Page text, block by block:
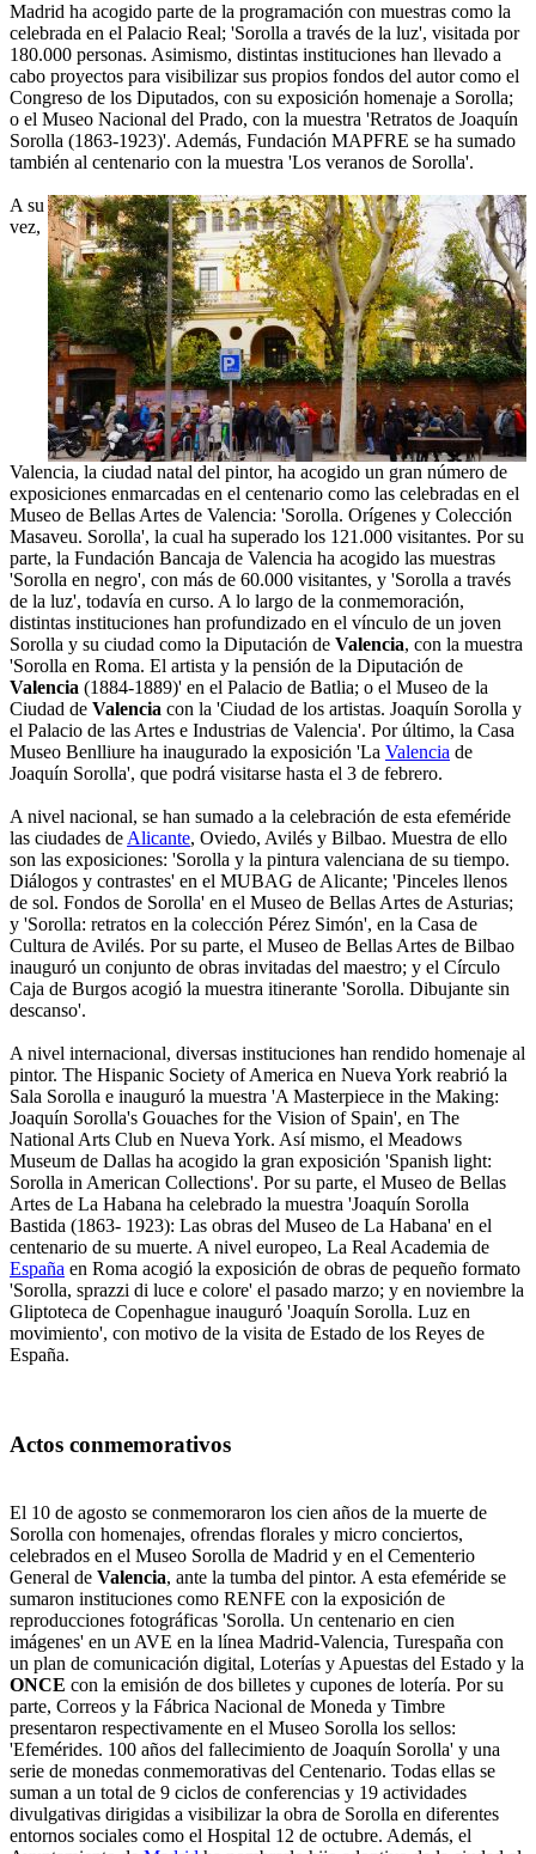
Madrid ha acogido parte de la programación con muestras como la
celebrada en el Palacio Real; 'Sorolla a través de la luz', visitada por
180.000 personas. Asimismo, distintas instituciones han llevado a
cabo proyectos para visibilizar sus propios fondos del autor como el
Congreso de los Diputados, con su exposición homenaje a Sorolla;
o el Museo Nacional del Prado, con la muestra 'Retratos de Joaquín
Sorolla (1863-1923)'. Además, Fundación MAPFRE se ha sumado
también al centenario con la muestra 'Los veranos de Sorolla'.
A su
vez,
Valencia, la ciudad natal del pintor, ha acogido un gran número de
exposiciones enmarcadas en el centenario como las celebradas en el
Museo de Bellas Artes de Valencia: 'Sorolla. Orígenes y Colección
Masaveu. Sorolla', la cual ha superado los 121.000 visitantes. Por su
parte, la Fundación Bancaja de Valencia ha acogido las muestras
'Sorolla en negro', con más de 60.000 visitantes, y 'Sorolla a través
de la luz', todavía en curso. A lo largo de la conmemoración,
distintas instituciones han profundizado en el vínculo de un joven
Sorolla y su ciudad como la Diputación de Valencia, con la muestra
'Sorolla en Roma. El artista y la pensión de la Diputación de
Valencia (1884-1889)' en el Palacio de Batlia; o el Museo de la
Ciudad de Valencia con la 'Ciudad de los artistas. Joaquín Sorolla y
el Palacio de las Artes e Industrias de Valencia'. Por último, la Casa
Museo Benlliure ha inaugurado la exposición 'La Valencia de
Joaquín Sorolla', que podrá visitarse hasta el 3 de febrero.
A nivel nacional, se han sumado a la celebración de esta efeméride
las ciudades de Alicante, Oviedo, Avilés y Bilbao. Muestra de ello
son las exposiciones: 'Sorolla y la pintura valenciana de su tiempo.
Diálogos y contrastes' en el MUBAG de Alicante; 'Pinceles llenos
de sol. Fondos de Sorolla' en el Museo de Bellas Artes de Asturias;
y 'Sorolla: retratos en la colección Pérez Simón', en la Casa de
Cultura de Avilés. Por su parte, el Museo de Bellas Artes de Bilbao
inauguró un conjunto de obras invitadas del maestro; y el Círculo
Caja de Burgos acogió la muestra itinerante 'Sorolla. Dibujante sin
descanso'.
A nivel internacional, diversas instituciones han rendido homenaje al
pintor. The Hispanic Society of America en Nueva York reabrió la
Sala Sorolla e inauguró la muestra 'A Masterpiece in the Making:
Joaquín Sorolla's Gouaches for the Vision of Spain', en The
National Arts Club en Nueva York. Así mismo, el Meadows
Museum de Dallas ha acogido la gran exposición 'Spanish light:
Sorolla in American Collections'. Por su parte, el Museo de Bellas
Artes de La Habana ha celebrado la muestra 'Joaquín Sorolla
Bastida (1863- 1923): Las obras del Museo de La Habana' en el
centenario de su muerte. A nivel europeo, La Real Academia de
España en Roma acogió la exposición de obras de pequeño formato
'Sorolla, sprazzi di luce e colore' el pasado marzo; y en noviembre la
Gliptoteca de Copenhague inauguró 'Joaquín Sorolla. Luz en
movimiento', con motivo de la visita de Estado de los Reyes de
España.
Actos conmemorativos
El 10 de agosto se conmemoraron los cien años de la muerte de
Sorolla con homenajes, ofrendas florales y micro conciertos,
celebrados en el Museo Sorolla de Madrid y en el Cementerio
General de Valencia, ante la tumba del pintor. A esta efeméride se
sumaron instituciones como RENFE con la exposición de
reproducciones fotográficas 'Sorolla. Un centenario en cien
imágenes' en un AVE en la línea Madrid-Valencia, Turespaña con
un plan de comunicación digital, Loterías y Apuestas del Estado y la
ONCE con la emisión de dos billetes y cupones de lotería. Por su
parte, Correos y la Fábrica Nacional de Moneda y Timbre
presentaron respectivamente en el Museo Sorolla los sellos:
'Efemérides. 100 años del fallecimiento de Joaquín Sorolla' y una
serie de monedas conmemorativas del Centenario. Todas ellas se
suman a un total de 9 ciclos de conferencias y 19 actividades
divulgativas dirigidas a visibilizar la obra de Sorolla en diferentes
entornos sociales como el Hospital 12 de octubre. Además, el